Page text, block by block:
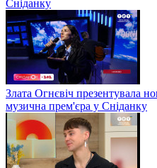
Сніданку
Злата Огнєвіч презентувала
музична прем'єра у Сніданку